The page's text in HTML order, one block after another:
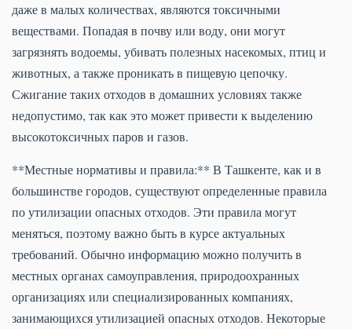
даже в малых количествах, являются токсичными
веществами. Попадая в почву или воду, они могут
загрязнять водоемы, убивать полезных насекомых, птиц и
животных, а также проникать в пищевую цепочку.
Сжигание таких отходов в домашних условиях также
недопустимо, так как это может привести к выделению
высокотоксичных паров и газов.
**Местные нормативы и правила:** В Ташкенте, как и в
большинстве городов, существуют определенные правила
по утилизации опасных отходов. Эти правила могут
меняться, поэтому важно быть в курсе актуальных
требований. Обычно информацию можно получить в
местных органах самоуправления, природоохранных
организациях или специализированных компаниях,
занимающихся утилизацией опасных отходов. Некоторые